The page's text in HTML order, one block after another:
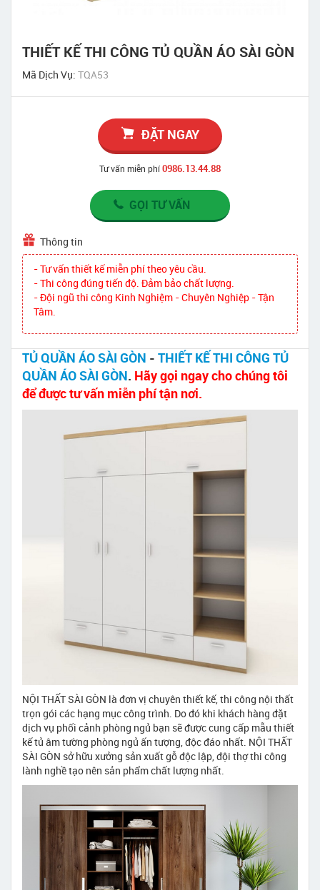
THIẾT KẾ THI CÔNG TỦ QUẦN ÁO SÀI GÒN
Mã Dịch Vụ: TQA53
ĐẶT NGAY
Tư vấn miễn phí0986.13.44.88
GỌI TƯ VẤN
Thông tin
- Tư vấn thiết kế miễn phí theo yêu cầu.
- Thi công đúng tiến độ. Đảm bảo chất lượng.
- Đội ngũ thi công Kinh Nghiệm - Chuyên Nghiệp - Tận
Tâm.
TỦ QUẦN ÁO SÀI GÒN - THIẾT KẾ THI CÔNG TỦ
QUẦN ÁO SÀI GÒN. Hãy gọi ngay cho chúng tôi
để được tư vấn miễn phí tận nơi.
NỘI THẤT SÀI GÒN là đơn vị chuyên thiết kế, thi công nội thất
trọn gói các hạng mục công trình. Do đó khi khách hàng đặt
dịch vụ phối cảnh phòng ngủ bạn sẽ được cung cấp mẫu thiết
kế tủ âm tường phòng ngủ ấn tượng, độc đáo nhất. NỘI THẤT
SÀI GÒN sở hữu xưởng sản xuất gỗ độc lập, đội thợ thi công
lành nghề tạo nên sản phẩm chất lượng nhất.